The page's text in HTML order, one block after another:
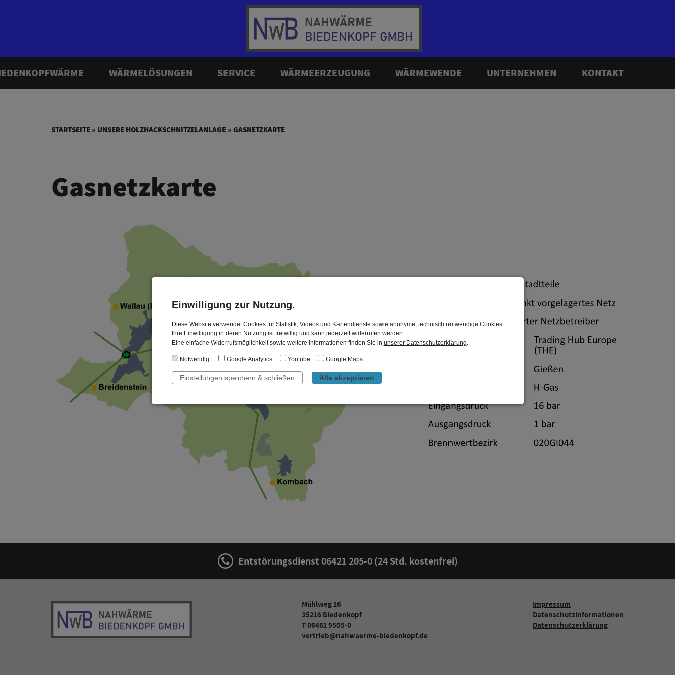
WÄRMELÖSUNGEN SERVICE WÄRMEERZEUGUNG WÄRMEWENDE UNTERNEHMEN KONTAKT
STARTSEITE » UNSERE HOLZHACKSCHNITZELANLAGE » GASNETZKARTE
Gasnetzkarte
Entstörungsdienst06421 205-0(24 Std. kostenfrei)
Mühlweg 16
35216 Biedenkopf
T 06461 9505-0
vertrieb@nahwaerme-biedenkopf.de
Impressum
Datenschutzinformationen
Datenschutzerklärung
Einwilligung zur Nutzung.
Diese Website verwendet Cookies für Statistik, Videos und Kartendienste sowie anonyme, technisch notwendige Cookies.
Ihre Einwilligung in deren Nutzung ist freiwillig und kann jederzeit widerrufen werden.
Eine einfache Widerrufsmöglichkeit sowie weitere Informationen finden Sie in unserer Datenschutzerklärung
Notwendig Google Analytics Youtube Google Maps
Einstellungen speichern & schließen Alle akzeptieren